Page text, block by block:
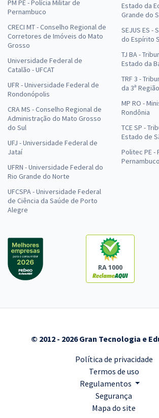
PM PE - Polícia Militar de
Pernambuco
CRECI MT - Conselho Regional de
Corretores de Imóveis do Mato
Grosso
Universidade Federal de
Catalão - UFCAT
UFR - Universidade Federal de
Rondonópolis
CRA MS - Conselho Regional de
Administração do Mato Grosso
do Sul
UFJ - Universidade Federal de
Jataí
UFRN - Universidade Federal do
Rio Grande do Norte
UFCSPA - Universidade Federal
de Ciência da Saúde de Porto
Alegre
Estado da
Grande do
SEJUS ES -
do Espírito
TJ BA -
Estado da
TRF 3 -
da 3ª Região
MP RO -
Rondônia
TCE SP -
Estado de
Politec PE -
Pernambuco
RA 1000
© 2012 - 2026 Gran Tecnologia e
Política de privacidade
Termos de uso
Regulamentos
Segurança
Mapa do site